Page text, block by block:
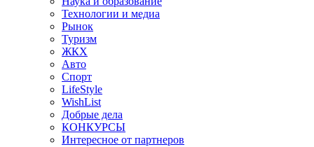
Технологии и медиа
Рынок
Туризм
ЖКХ
Авто
Спорт
LifeStyle
WishList
Добрые дела
КОНКУРСЫ
Интересное от партнеров